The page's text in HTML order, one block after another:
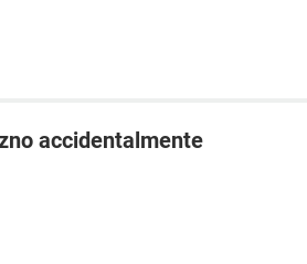
accidentalmente